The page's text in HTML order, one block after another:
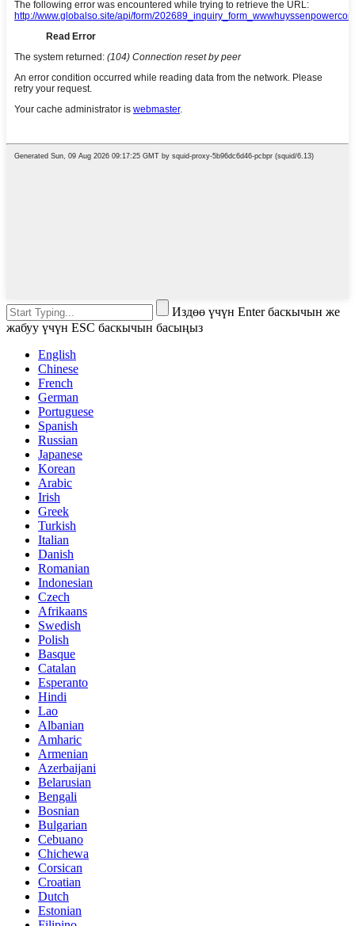
Издөө үчүн Enter баскычын же
жабуу үчүн ESC баскычын басыңыз
English
Chinese
French
German
Portuguese
Spanish
Russian
Japanese
Korean
Arabic
Irish
Greek
Turkish
Italian
Danish
Romanian
Indonesian
Czech
Afrikaans
Swedish
Polish
Basque
Catalan
Esperanto
Hindi
Lao
Albanian
Amharic
Armenian
Azerbaijani
Belarusian
Bengali
Bosnian
Bulgarian
Cebuano
Chichewa
Corsican
Croatian
Dutch
Estonian